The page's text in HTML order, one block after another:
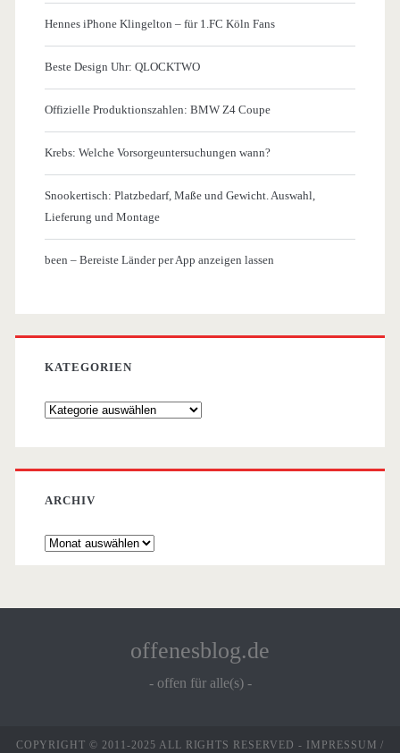
Hennes iPhone Klingelton – für 1.FC Köln Fans
Beste Design Uhr: QLOCKTWO
Offizielle Produktionszahlen: BMW Z4 Coupe
Krebs: Welche Vorsorgeuntersuchungen wann?
Snookertisch: Platzbedarf, Maße und Gewicht. Auswahl,
Lieferung und Montage
been – Bereiste Länder per App anzeigen lassen
KATEGORIEN
Kategorien
ARCHIV
Archiv
offenesblog.de
- offen für alle(s) -
COPYRIGHT © 2011-2025 ALL RIGHTS RESERVED - IMPRESSUM /